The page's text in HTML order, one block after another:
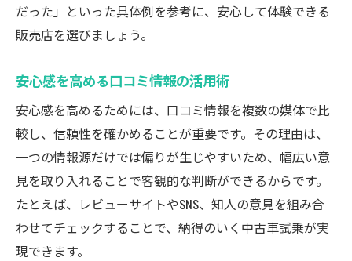
だった」といった具体例を参考に、安心して体験できる
販売店を選びましょう。
安心感を高める口コミ情報の活用術
安心感を高めるためには、口コミ情報を複数の媒体で比
較し、信頼性を確かめることが重要です。その理由は、
一つの情報源だけでは偏りが生じやすいため、幅広い意
見を取り入れることで客観的な判断ができるからです。
たとえば、レビューサイトやSNS、知人の意見を組み合
わせてチェックすることで、納得のいく中古車試乗が実
現できます。